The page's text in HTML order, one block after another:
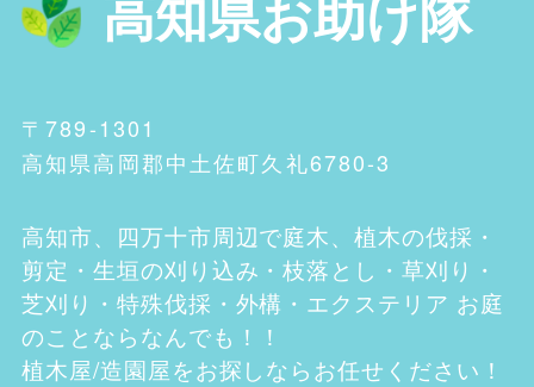
〒789-1301
高知県高岡郡中土佐町久礼6780-3
高知市、四万十市周辺で庭木、植木の伐採・
剪定・生垣の刈り込み・枝落とし・草刈り・
芝刈り・特殊伐採・外構・エクステリア お庭
のことならなんでも！！
植木屋/造園屋をお探しならお任せください！